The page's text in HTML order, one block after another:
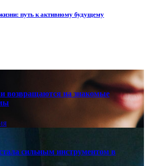
путь к активному будущему
возвращаются на знакомые
сильным инструментом в